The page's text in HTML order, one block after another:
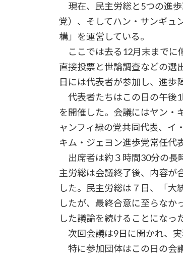
現在、民主労総と5つの進
党）、そしてハン・サンギュ
構」を運営している。
ここでは去る12月末までに
直接投票と世論調査などの選
日には代表者が参加し、進歩
代表者たちはこの日の午後
を開催した。会議にはヤン・
ャンフィ緑の党共同代表、イ
キム・ジェヨン進歩党常任代
出席者は約３時間30分の長
主労総は会議終了後、内容が
した。民主労総は７日、「大
したが、最終合意に至らなか
した議論を続けることになっ
次回会議は9日に開かれ、実
特に参加団体はこの日の会